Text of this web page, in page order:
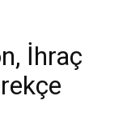
İhraç